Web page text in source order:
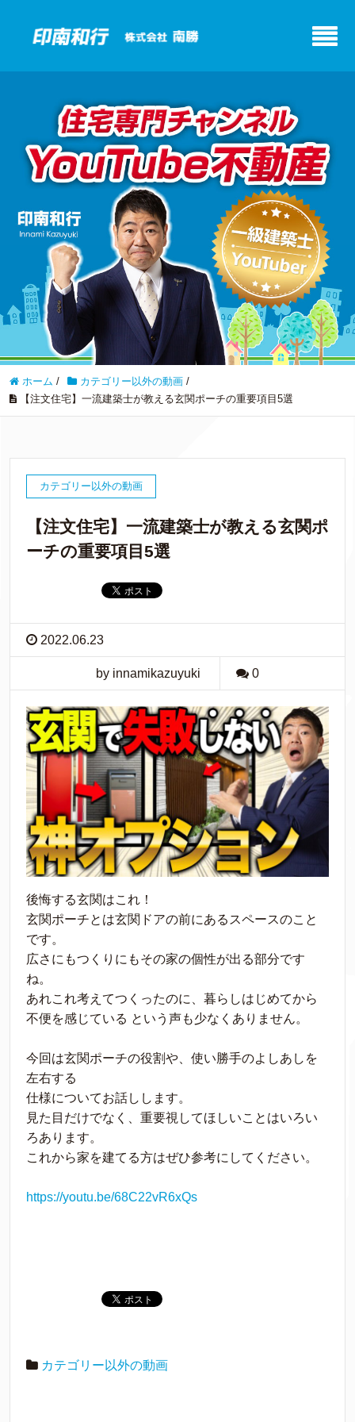
ホーム / カテゴリー以外の動画 /
【注文住宅】一流建築士が教える玄関ポーチの重要項目5選
カテゴリー以外の動画
【注文住宅】一流建築士が教える玄関ポ
ーチの重要項目5選
2022.06.23
by innamikazuyuki 0
後悔する玄関はこれ！
玄関ポーチとは玄関ドアの前にあるスペースのこと
です。
広さにもつくりにもその家の個性が出る部分です
ね。
あれこれ考えてつくったのに、暮らしはじめてから
不便を感じている という声も少なくありません。
今回は玄関ポーチの役割や、使い勝手のよしあしを
左右する
仕様についてお話しします。
見た目だけでなく、重要視してほしいことはいろい
ろあります。
これから家を建てる方はぜひ参考にしてください。
https://youtu.be/68C22vR6xQs
カテゴリー以外の動画